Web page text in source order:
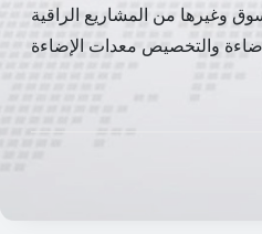
وغيرها من المشاريع الراقية